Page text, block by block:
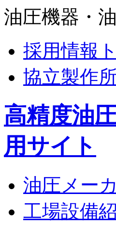
油圧機器・
採用情報
協立製作
高精度油
用サイト
油圧メー
工場設備